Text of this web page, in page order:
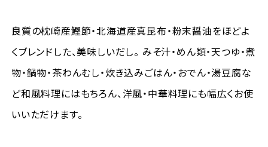
良質の枕崎産鰹節・北海道産真昆布・粉末醤油をほどよ
くブレンドした、美味しいだし。 みそ汁・めん類・天つゆ・煮
物・鍋物・茶わんむし・炊き込みごはん・おでん・湯豆腐な
ど和風料理にはもちろん、洋風・中華料理にも幅広くお使
いいただけます。